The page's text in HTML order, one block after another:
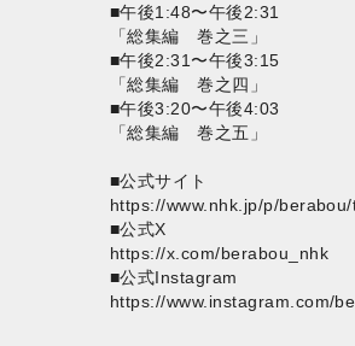
■午後1:48〜午後2:31
「総集編 巻之三」
■午後2:31〜午後3:15
「総集編 巻之四」
■午後3:20〜午後4:03
「総集編 巻之五」
■公式サイト
https://www.nhk.jp/p/
■公式X
https://x.com/berabou_nhk
■公式Instagram
https://www.instagram.com/